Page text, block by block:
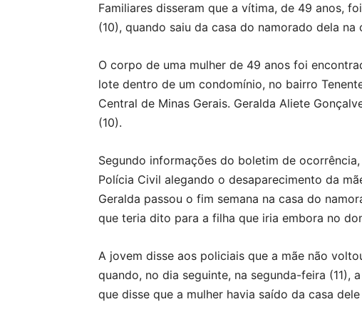
Familiares disseram que a vítima, de 49 anos,
(10), quando saiu da casa do namorado dela na
O corpo de uma mulher de 49 anos foi
lote dentro de um condomínio, no bairro
Central de Minas Gerais. Geralda Aliete
(10).
Segundo informações do boletim de
Polícia Civil alegando o desaparecimento da
Geralda passou o fim semana na casa do
que teria dito para a filha que iria embora no
A jovem disse aos policiais que a mãe não
quando, no dia seguinte, na segunda-feira (11),
que disse que a mulher havia saído da casa